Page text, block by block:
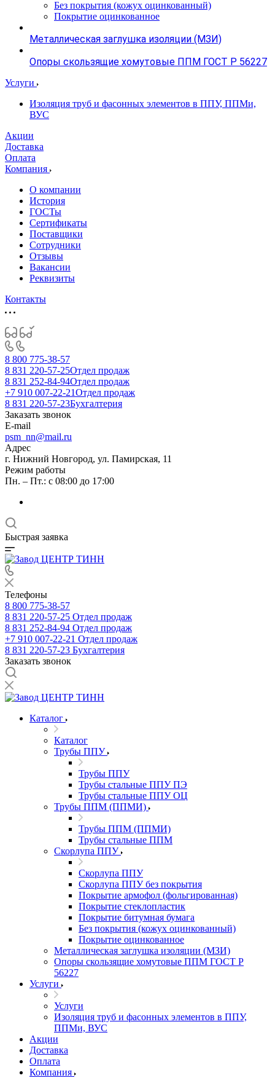
Без покрытия (кожух оцинкованный)
Покрытие оцинкованное
Металлическая заглушка изоляции (МЗИ)
Опоры скользящие хомутовые ППМ ГОСТ Р 56227
Услуги
Изоляция труб и фасонных элементов в ППУ, ППМи,
ВУС
Акции
Доставка
Оплата
Компания
О компании
История
ГОСТы
Сертификаты
Поставщики
Сотрудники
Отзывы
Вакансии
Реквизиты
Контакты
8 800 775-38-57
8 831 220-57-25Отдел продаж
8 831 252-84-94Отдел продаж
+7 910 007-22-21Отдел продаж
8 831 220-57-23Бухгалтерия
Заказать звонок
E-mail
psm_nn@mail.ru
Адрес
г. Нижний Новгород, ул. Памирская, 11
Режим работы
Пн. – Пт.: с 08:00 до 17:00
Быстрая заявка
Телефоны
8 800 775-38-57
8 831 220-57-25 Отдел продаж
8 831 252-84-94 Отдел продаж
+7 910 007-22-21 Отдел продаж
8 831 220-57-23 Бухгалтерия
Заказать звонок
Каталог
Каталог
Трубы ППУ
Трубы ППУ
Трубы стальные ППУ ПЭ
Трубы стальные ППУ ОЦ
Трубы ППМ (ППМИ)
Трубы ППМ (ППМИ)
Трубы стальные ППМ
Скорлупа ППУ
Скорлупа ППУ
Скорлупа ППУ без покрытия
Покрытие армофол (фольгированная)
Покрытие стеклопластик
Покрытие битумная бумага
Без покрытия (кожух оцинкованный)
Покрытие оцинкованное
Металлическая заглушка изоляции (МЗИ)
Опоры скользящие хомутовые ППМ ГОСТ Р
56227
Услуги
Услуги
Изоляция труб и фасонных элементов в ППУ,
ППМи, ВУС
Акции
Доставка
Оплата
Компания